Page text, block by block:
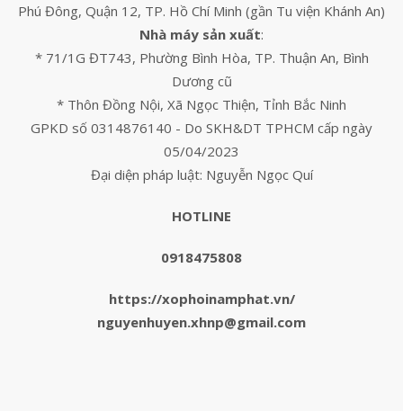
Phú Đông, Quận 12, TP. Hồ Chí Minh (gần Tu viện Khánh An)
Nhà máy sản xuất:
* 71/1G ĐT743, Phường Bình Hòa, TP. Thuận An, Bình
Dương cũ
* Thôn Đồng Nội, Xã Ngọc Thiện, Tỉnh Bắc Ninh
GPKD số 0314876140 - Do SKH&DT TPHCM cấp ngày
05/04/2023
Đại diện pháp luật: Nguyễn Ngọc Quí
HOTLINE
0918475808
https://xophoinamphat.vn/
nguyenhuyen.xhnp@gmail.com